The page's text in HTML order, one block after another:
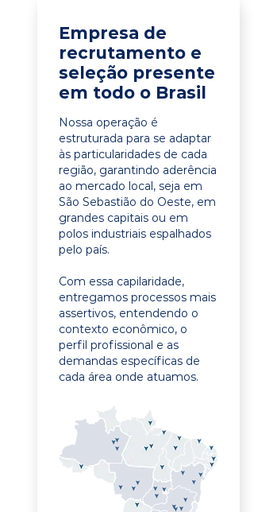
Empresa de
recrutamento e
seleção presente
em todo o Brasil
Nossa operação é
estruturada para se adaptar
às particularidades de cada
região, garantindo aderência
ao mercado local, seja em
São Sebastião do Oeste, em
grandes capitais ou em
polos industriais espalhados
pelo país.
Com essa capilaridade,
entregamos processos mais
assertivos, entendendo o
contexto econômico, o
perfil profissional e as
demandas específicas de
cada área onde atuamos.